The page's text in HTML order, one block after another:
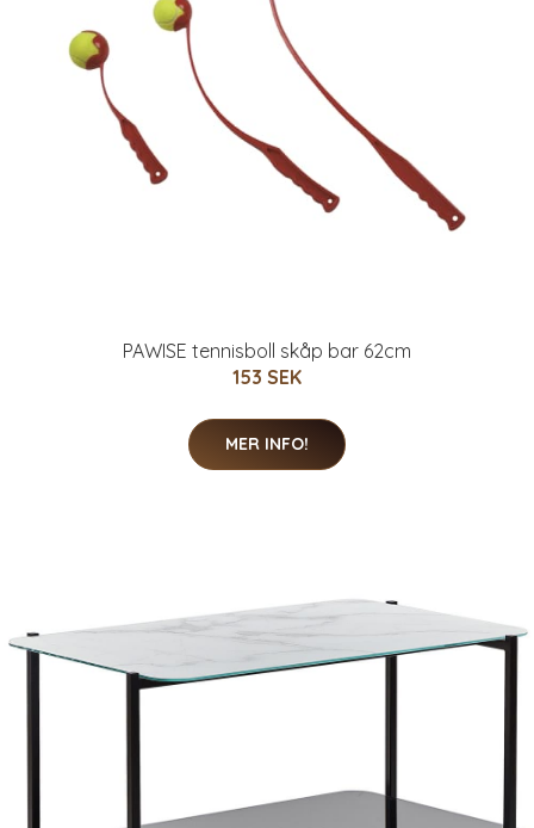
PAWISE tennisboll skåp bar 62cm
153 SEK
MER INFO!